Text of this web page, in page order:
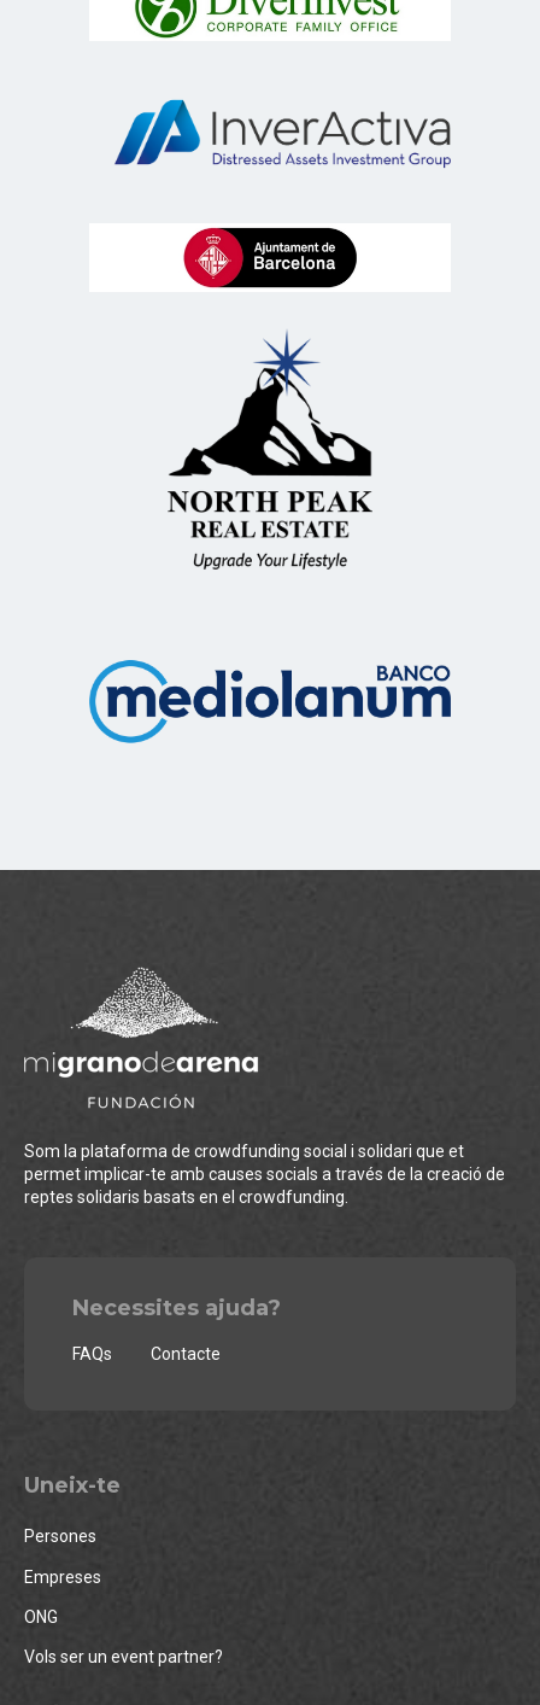
Som la plataforma de crowdfunding social i solidari que et
permet implicar-te amb causes socials a través de la creació de
reptes solidaris basats en el crowdfunding.
Necessites ajuda?
FAQs Contacte
Uneix-te
Persones
Empreses
ONG
Vols ser un event partner?